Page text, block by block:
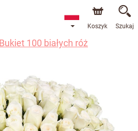
Koszyk Szukaj
Bukiet 100 białych róż